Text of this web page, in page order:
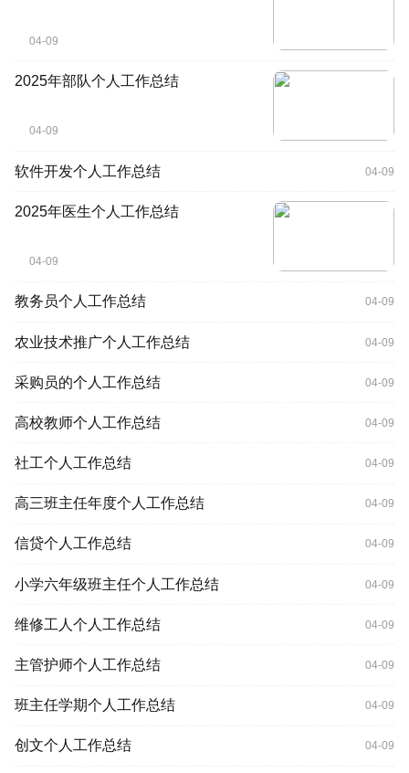
04-09
2025年部队个人工作总结
04-09
软件开发个人工作总结 04-09
2025年医生个人工作总结
04-09
教务员个人工作总结 04-09
农业技术推广个人工作总结 04-09
采购员的个人工作总结 04-09
高校教师个人工作总结 04-09
社工个人工作总结 04-09
高三班主任年度个人工作总结 04-09
信贷个人工作总结 04-09
小学六年级班主任个人工作总结 04-09
维修工人个人工作总结 04-09
主管护师个人工作总结 04-09
班主任学期个人工作总结 04-09
创文个人工作总结 04-09